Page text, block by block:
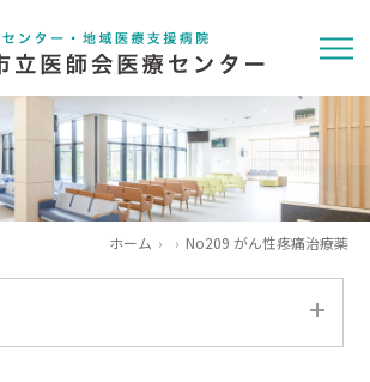
ホーム No209 がん性疼痛治療薬